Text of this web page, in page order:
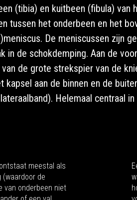
(tibia) en kuitbeen (fibula)
tussen het onderbeen en het
De meniscussen zijn
in de schokdemping. Aan de
de grote strekspier van de
kapsel aan de binnen en de
Helemaal centraal
meestal als
(waardoor de
van onderbeen niet